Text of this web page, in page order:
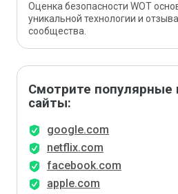
Оценка безопасности WOT
уникальной технологии и
сообщества.
Смотрите
сайты:
google.com
netflix.com
facebook.com
apple.com